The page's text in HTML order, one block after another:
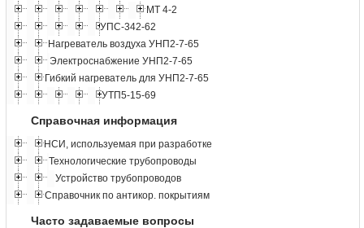
МТ 4-2
УПС-342-62
Нагреватель воздуха УНП2-7-65
Электроснабжение УНП2-7-65
Гибкий нагреватель для УНП2-7-65
УТП5-15-69
Справочная информация
НСИ, используемая при разработке
Технологические трубопроводы
Устройство трубопроводов
Справочник по антикор. покрытиям
Часто задаваемые вопросы